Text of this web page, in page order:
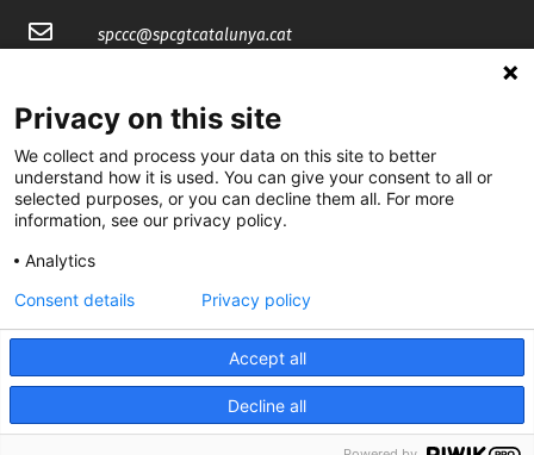
spccc@spcgtcatalunya.cat
@CGTCatalunya
cgtcatalunya
CGTCatalunya
cgtcatalunya
Desenvolupat per
Privacy on this site
We collect and process your data on this site to better
understand how it is used. You can give your consent to all or
selected purposes, or you can decline them all. For more
information, see our privacy policy.
Analytics
Accept all
Decline all
Consent details Privacy policy